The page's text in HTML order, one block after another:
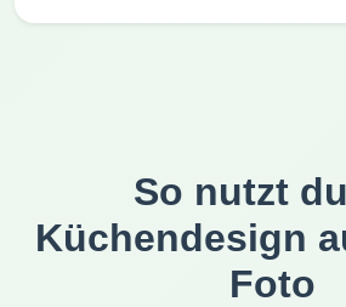
So nutzt
Küchendesign
Foto